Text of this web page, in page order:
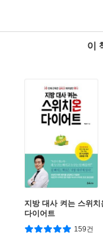
이
지방 대사 켜는 스위치
다이어트
159건